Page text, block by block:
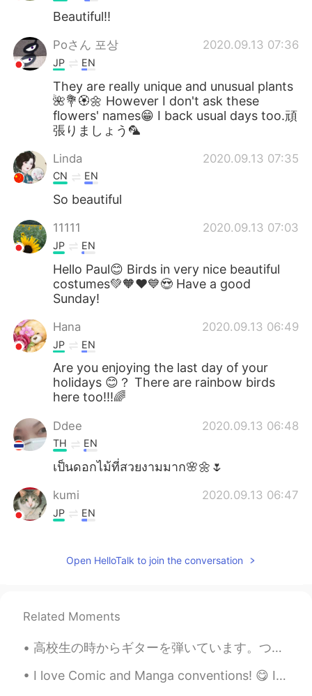
Beautiful!!
Poさん 포상 2020.09.13 07:36
JP EN
They are really unique and unusual plants
🌺💐🏵️🌼 However I don't ask these
flowers' names😁 I back usual days too.頑
張りましょう🦜
Linda 2020.09.13 07:35
CN EN
So beautiful
11111 2020.09.13 07:03
JP EN
Hello Paul😊 Birds in very nice beautiful
costumes💚🧡❤️💙😍 Have a good
Sunday!
Hana 2020.09.13 06:49
JP EN
Are you enjoying the last day of your
holidays 😊？ There are rainbow birds
here too!!!🌈
Ddee 2020.09.13 06:48
TH EN
เป็นดอกไม้ที่สวยงามมาก🌸🌼🌷
kumi 2020.09.13 06:47
JP EN
kurumi くるみー 2020.09.13 06:36
all "beautiful flowers"😁
Xia 2020.09.13 06:32
Open HelloTalk to join the conversation
Related Moments
高校生の時からギターを弾いています。ついに私のギターのエリアが揃え終えました！ フラミンゴのベンチを買いましたが、ちょっと変かな？夏なので良いと思いますが後で後悔するかもしれません。😂 今は...
I love Comic and Manga conventions! 😋 I felt great with the shield of Captain America... Hahaha 私...